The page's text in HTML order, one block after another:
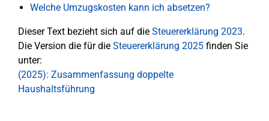
Welche Umzugskosten kann ich absetzen?
Dieser Text bezieht sich auf die Steuererklärung 2023.
Die Version die für die Steuererklärung 2025 finden Sie
unter:
(2025): Zusammenfassung doppelte
Haushaltsführung